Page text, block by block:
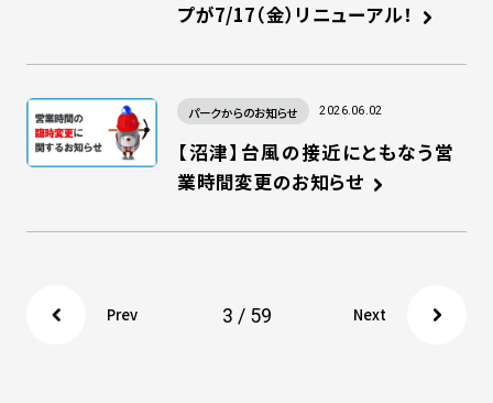
プが7/17（金）リニューアル！
パークからのお知らせ 2026.06.02
【沼津】台風の接近にともなう営
業時間変更のお知らせ
Prev 3 / 59 Next